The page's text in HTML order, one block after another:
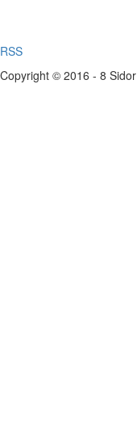
RSS
Copyright © 2016 - 8 Sidor